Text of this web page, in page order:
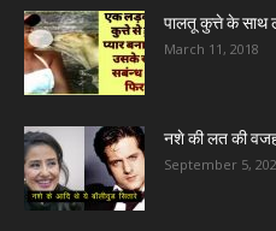
पालतू कुत्ते के साथ
March 11, 2018
नशे की लत की
September 5,